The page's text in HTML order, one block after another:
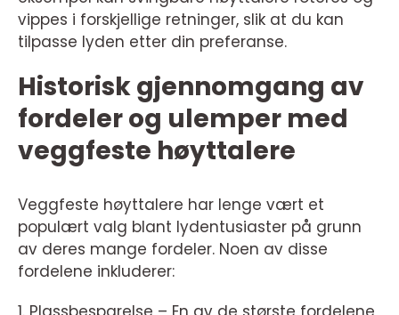
vippes i forskjellige retninger, slik at du kan
tilpasse lyden etter din preferanse.
Historisk gjennomgang av
fordeler og ulemper med
veggfeste høyttalere
Veggfeste høyttalere har lenge vært et
populært valg blant lydentusiaster på grunn
av deres mange fordeler. Noen av disse
fordelene inkluderer: